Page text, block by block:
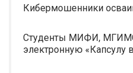
Кибермошенники
Студенты МИФИ,
электронную «Капсулу